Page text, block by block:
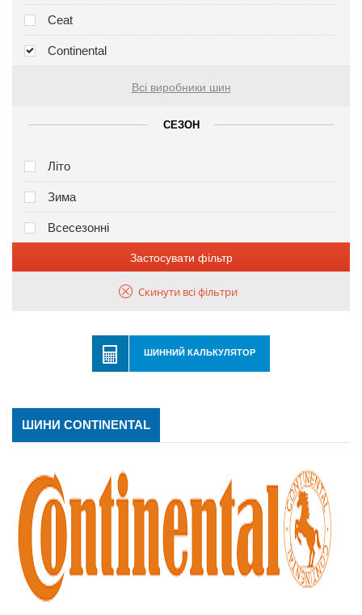
Ceat
Continental
Всі виробники шин
СЕЗОН
Літо
Зима
Всесезонні
Застосувати фільтр
Скинути всі фільтри
ШИННИЙ КАЛЬКУЛЯТОР
ШИНИ CONTINENTAL